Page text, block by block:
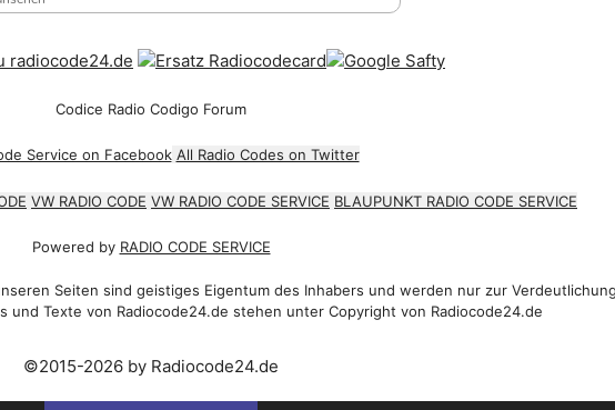
Codice Radio Codigo Forum
Service on Facebook All Radio Codes on Twitter
VW RADIO CODE VW RADIO CODE SERVICE BLAUPUNKT RADIO CODE SERVICE
Powered by RADIO CODE SERVICE
Seiten sind geistiges Eigentum des Inhabers und werden nur zur
und Texte von Radiocode24.de stehen unter Copyright von Radiocode24.de
©2015-2026 by Radiocode24.de